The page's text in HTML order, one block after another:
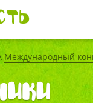
Международный